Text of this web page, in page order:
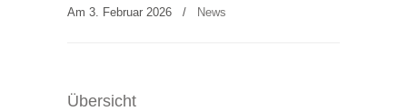
Am 3. Februar 2026 / News
Übersicht